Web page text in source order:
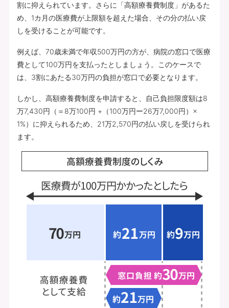
割に抑えられています。さらに「高額療養費制度」があるた
め、1カ月の医療費が上限額を超えた場合、その分の払い戻
しを受けることが可能です。
例えば、70歳未満で年収500万円の方が、病院の窓口で医療
費として100万円を支払ったとしましょう。このケースで
は、3割にあたる30万円の負担が窓口で必要となります。
しかし、高額療養費制度を申請すると、自己負担限度額は8
万7,430円（＝8万100円 +（100万円ー26万7,000円）×
1%）に抑えられるため、21万2,570円の払い戻しを受けられ
ます。